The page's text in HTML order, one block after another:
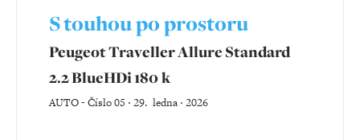
S touhou po prostoru
Peugeot Traveller Allure Standard
2.2 BlueHDi 180 k
AUTO-Číslo 05 ‧ 29. ledna ‧ 2026